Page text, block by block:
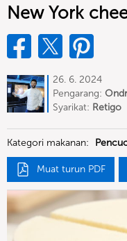
New York
26. 6. 2024
Pengarang:
Syarikat: Retigo
Kategori makanan:
Muat turun PDF